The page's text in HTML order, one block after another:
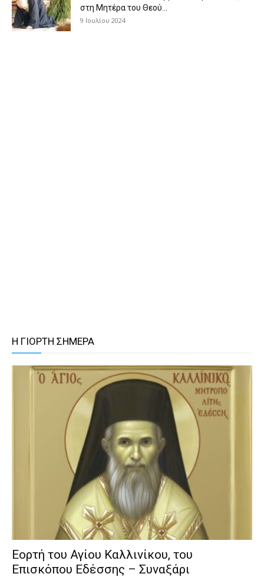
στη Μητέρα του Θεού...
9 Ιουλίου 2024
Η ΓΙΟΡΤΗ ΣΗΜΕΡΑ
Εορτή του Αγίου Καλλινίκου, του
Επισκόπου Εδέσσης – Συναξάρι